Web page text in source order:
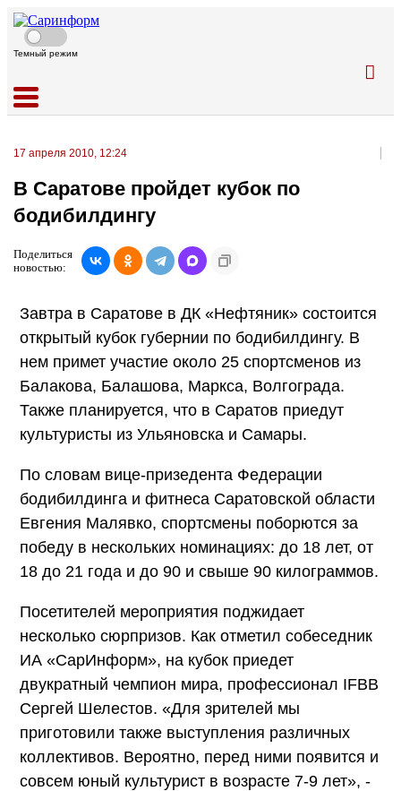
Темный режим
17 апреля 2010, 12:24
В Саратове пройдет кубок по
бодибилдингу
Поделиться
новостью:
Завтра в Саратове в ДК «Нефтяник» состоится
открытый кубок губернии по бодибилдингу. В
нем примет участие около 25 спортсменов из
Балакова, Балашова, Маркса, Волгограда.
Также планируется, что в Саратов приедут
культуристы из Ульяновска и Самары.
По словам вице-призедента Федерации
бодибилдинга и фитнеса Саратовской области
Евгения Малявко, спортсмены поборются за
победу в нескольких номинациях: до 18 лет, от
18 до 21 года и до 90 и свыше 90 килограммов.
Посетителей мероприятия поджидает
несколько сюрпризов. Как отметил собеседник
ИА «СарИнформ», на кубок приедет
двукратный чемпион мира, профессионал IFBB
Сергей Шелестов. «Для зрителей мы
приготовили также выступления различных
коллективов. Вероятно, перед ними появится и
совсем юный культурист в возрасте 7-9 лет», -